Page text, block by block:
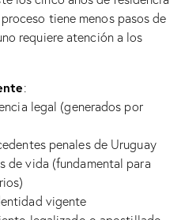
tiene menos pasos de
requiere atención a los
:
legal (generados por
penales de Uruguay
de vida (fundamental para
vigente